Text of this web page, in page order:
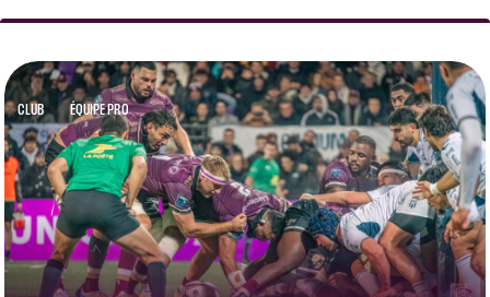
CLUB ÉQUIPE PRO